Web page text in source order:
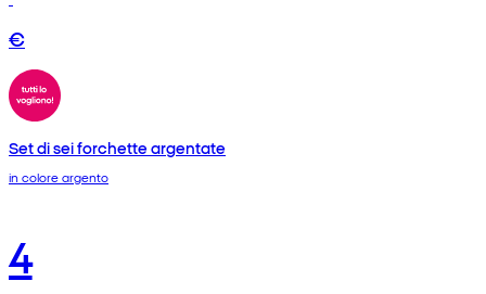
€
Set di sei forchette argentate
in colore argento
4